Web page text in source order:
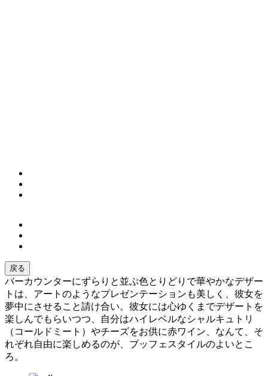
戻る
バーカウンターにずらりと並ぶ色とりどりで華やかなデザー
トは、アートのようなプレゼンテーションも美しく、彼女を
夢中にさせること請け合い。彼女には心ゆくまでデザートを
楽しんでもらいつつ、自分はハイレベルなシャルキュトリ
（コールドミート）やチーズをお供に赤ワイン、なんて、そ
れぞれ自由に楽しめるのが、ブッフェスタイルのよいとこ
ろ。